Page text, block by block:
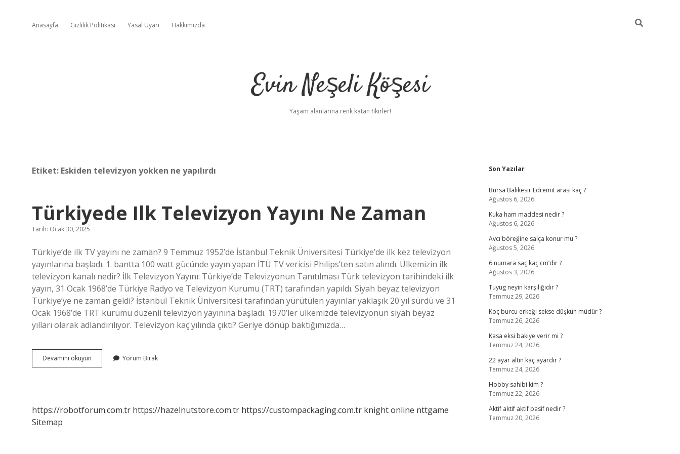
Anasayfa Gizlilik Politikası Yasal Uyarı Hakkımızda
Evin Neşeli Köşesi
Yaşam alanlarına renk katan fikirler!
Etiket: Eskiden televizyon yokken ne yapılırdı
Türkiyede Ilk Televizyon Yayını Ne Zaman
Tarih: Ocak 30, 2025
Türkiye’de ilk TV yayını ne zaman? 9 Temmuz 1952’de İstanbul Teknik Üniversitesi Türkiye’de ilk kez televizyon
yayınlarına başladı. 1. bantta 100 watt gücünde yayın yapan İTÜ TV vericisi Philips’ten satın alındı. Ülkemizin ilk
televizyon kanalı nedir? İlk Televizyon Yayını: Türkiye’de Televizyonun Tanıtılması Türk televizyon tarihindeki ilk
yayın, 31 Ocak 1968’de Türkiye Radyo ve Televizyon Kurumu (TRT) tarafından yapıldı. Siyah beyaz televizyon
Türkiye’ye ne zaman geldi? İstanbul Teknik Üniversitesi tarafından yürütülen yayınlar yaklaşık 20 yıl sürdü ve 31
Ocak 1968’de TRT kurumu düzenli televizyon yayınına başladı. 1970’ler ülkemizde televizyonun siyah beyaz
yılları olarak adlandırılıyor. Televizyon kaç yılında çıktı? Geriye dönüp baktığımızda…
Devamını okuyun Türkiyede
Ilk
Yorum Bırak
https://robotforum.com.tr https://hazelnutstore.com.tr https://custompackaging.com.tr knight online nttgame
Sitemap
Sidebar
Son Yazılar
Bursa Balıkesir Edremit arası kaç ?
Ağustos 6, 2026
Kuka ham maddesi nedir ?
Ağustos 6, 2026
Avcı böreğine salça konur mu ?
Ağustos 5, 2026
6 numara saç kaç cm’dir ?
Ağustos 3, 2026
Tuyug neyin karşılığıdır ?
Temmuz 29, 2026
Koç burcu erkeği sekse düşkün müdür ?
Temmuz 26, 2026
Kasa eksi bakiye verir mi ?
Temmuz 24, 2026
22 ayar altın kaç ayardır ?
Temmuz 24, 2026
Hobby sahibi kim ?
Temmuz 22, 2026
Aktif aktif aktif pasif nedir ?
Temmuz 20, 2026